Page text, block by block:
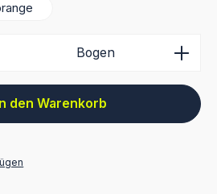
den gewünschten Wert ein
Bogen
den Warenkorb